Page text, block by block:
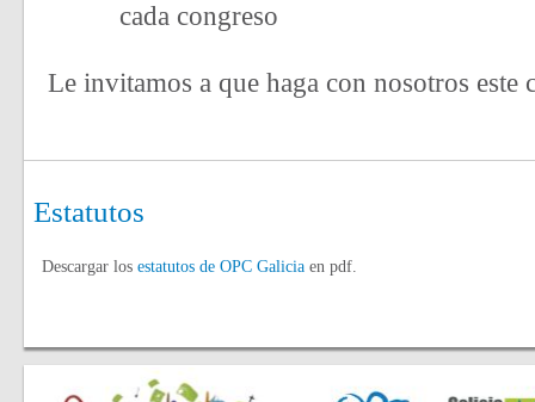
cada congreso
Le invitamos a que haga con nosotros este
Estatutos
Descargar los estatutos de OPC Galicia en pdf.